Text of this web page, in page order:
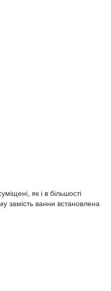
як і в більшості
замість ванни встановлена